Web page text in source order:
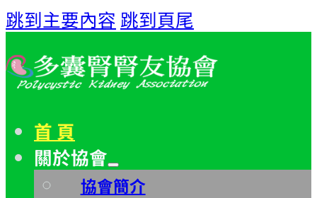
跳到主要內容 跳到頁尾
首 頁
關於協會
協會簡介